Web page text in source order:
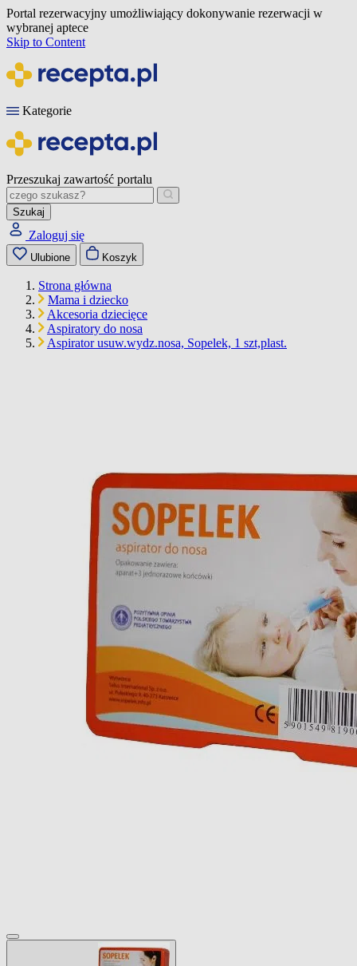
Portal rezerwacyjny umożliwiający dokonywanie rezerwacji w
wybranej aptece
Skip to Content
Kategorie
Przeszukaj zawartość portalu
Szukaj
Zaloguj się
Ulubione Koszyk
Strona główna
Mama i dziecko
Akcesoria dziecięce
Aspiratory do nosa
Aspirator usuw.wydz.nosa, Sopelek, 1 szt,plast.